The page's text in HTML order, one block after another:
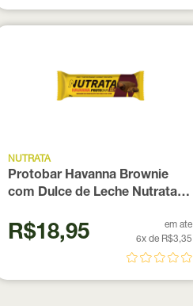
NUTRATA
Protobar Havanna Brownie
com Dulce de Leche Nutrata
R$18,95
em ate
6x de R$3,35